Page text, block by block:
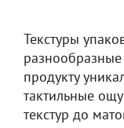
Текстуры
продукту
тактильные
текстур до